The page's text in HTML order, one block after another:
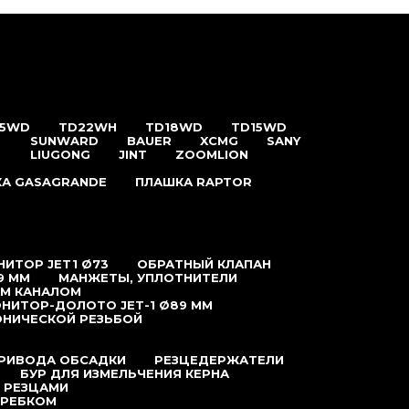
TD22WH TD18WD
TD15WD
SUNWARD
BAUER XCMG
SANY
LIUGONG
JINT
ZOOMLION
GASAGRANDE
ПЛАШКА RAPTOR
JET1 Ø73
ОБРАТНЫЙ КЛАПАН
ММ
МАНЖЕТЫ, УПЛОТНИТЕЛИ
КАНАЛОМ
ДОЛОТО JET-1 Ø89 ММ
РЕЗЬБОЙ
ОБСАДКИ
РЕЗЦЕДЕРЖАТЕЛИ
БУР ДЛЯ ИЗМЕЛЬЧЕНИЯ КЕРНА
РЕЗЦАМИ